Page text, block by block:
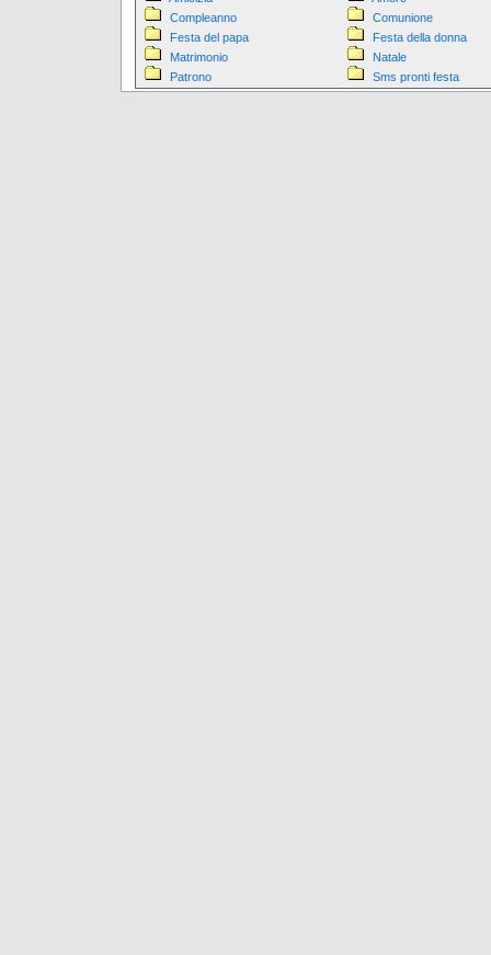
Compleanno
Comunione
Festa del papa
Festa della donna
Matrimonio
Natale
Patrono
Sms pronti festa